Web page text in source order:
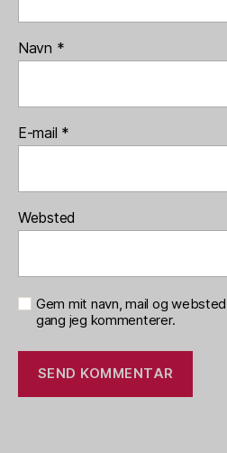
Navn *
E-mail *
Websted
Gem mit navn, mail og
gang jeg kommenterer.